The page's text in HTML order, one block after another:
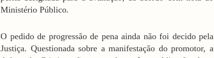
Ministério Público.
O pedido de progressão de pena ainda não foi decido pela
Justiça. Questionada sobre a manifestação do promotor, a